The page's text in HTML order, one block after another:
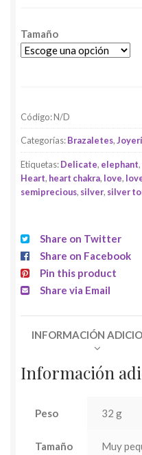
Tamaño
Código:N/D
Categorías:Brazaletes,
Etiquetas:Delicate, elephant,
Heart, heart chakra, love,
semiprecious, silver, silver
Share on Twitter
Share on Facebook
Pin this product
Share via Email
INFORMACIÓN
Información
Peso 32 g
Tamaño
Muy